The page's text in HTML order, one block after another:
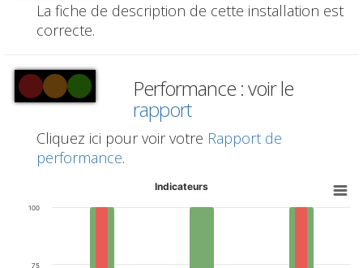
La fiche de description de cette installation est
correcte.
Performance : voir le
rapport
Cliquez ici pour voir votre Rapport de
performance.
Indicateurs
75
100